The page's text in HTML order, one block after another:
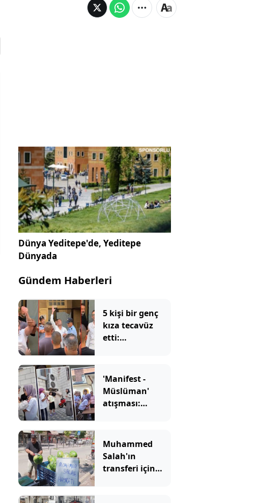
Dünya Yeditepe'de, Yeditepe
Dünyada
Gündem Haberleri
5 kişi bir genç
kıza tecavüz
etti:
çıkarttılar
'Manifest -
Müslüman'
atışması:
tepki çekti
Muhammed
Salah'ın
transferi için